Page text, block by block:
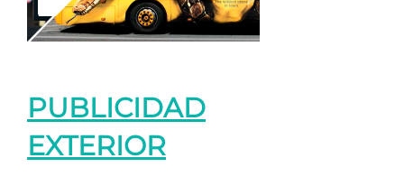
PUBLICIDAD
EXTERIOR